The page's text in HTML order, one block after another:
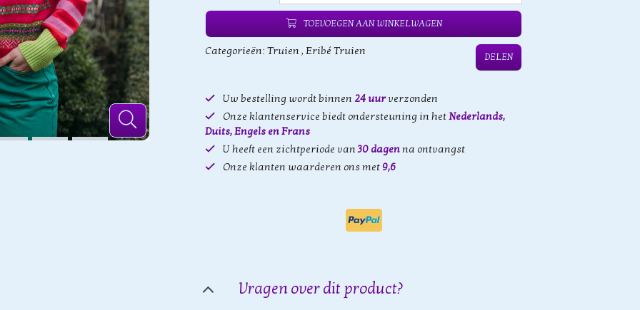
TOEVOEGEN AAN WINKELWAGEN
Categorieën: Truien , Eribé Truien DELEN
Uw bestelling wordt binnen 24 uurverzonden
Onze klantenservice biedt ondersteuning in hetNederlands,
Duits, Engels en Frans
U heeft een zichtperiode van30 dagenna ontvangst
Onze klanten waarderen ons met 9,6
Vragen over dit product?